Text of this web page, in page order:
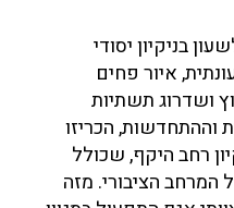
בניקיון יסודי
איור פחים
ושדרוג תשתיות
וההתחדשות, הכריזו
רחב היקף, שכולל
הציבורי. מזה